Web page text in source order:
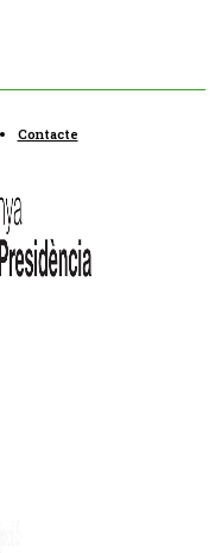
Contacte